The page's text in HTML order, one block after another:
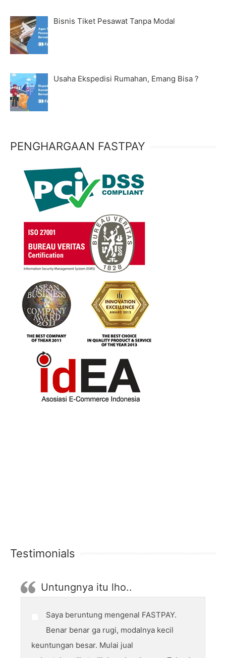
Bisnis Tiket Pesawat Tanpa Modal
Usaha Ekspedisi Rumahan, Emang Bisa ?
PENGHARGAAN FASTPAY
Testimonials
Untungnya itu lho..
Saya beruntung mengenal FASTPAY.
Benar benar ga rugi, modalnya kecil
keuntungan besar. Mulai jual